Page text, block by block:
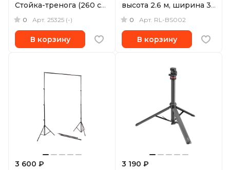
Стойка-тренога (260 см,
5 кг)
0 Арт. 25325 (-)
В корзину
высота 2.6 м, ширина 3
м 0 Арт. RL-BS002
В корзину
3 600 ₽
3 190 ₽